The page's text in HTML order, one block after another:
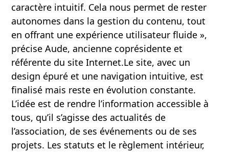
caractère intuitif. Cela nous permet de rester
autonomes dans la gestion du contenu, tout
en offrant une expérience utilisateur fluide »,
précise Aude, ancienne coprésidente et
référente du site Internet.Le site, avec un
design épuré et une navigation intuitive, est
finalisé mais reste en évolution constante.
L’idée est de rendre l’information accessible à
tous, qu’il s’agisse des actualités de
l’association, de ses événements ou de ses
projets. Les statuts et le règlement intérieur,